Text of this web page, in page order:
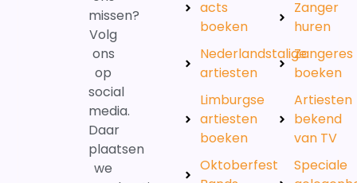
missen?
Volg
ons
op
social
media.
Daar
plaatsen
we
acts
boeken
Nederlandstalige
artiesten
Limburgse
artiesten
boeken
Oktoberfest
Zanger
huren
Zangeres
boeken
Artiesten
bekend
van TV
Speciale